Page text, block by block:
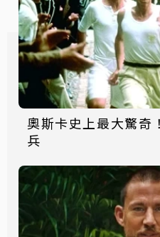
奧斯卡史上最大驚奇
兵